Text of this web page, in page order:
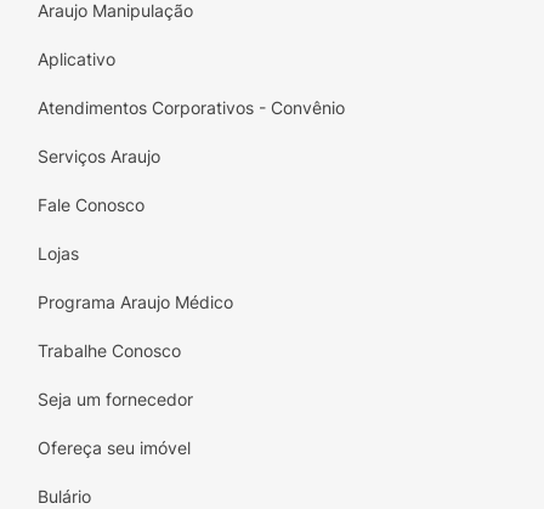
Araujo Manipulação
Aplicativo
Atendimentos Corporativos - Convênio
Serviços Araujo
Fale Conosco
Lojas
Programa Araujo Médico
Trabalhe Conosco
Seja um fornecedor
Ofereça seu imóvel
Bulário